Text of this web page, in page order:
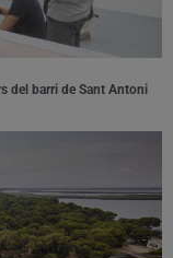
del barri de Sant Antoni